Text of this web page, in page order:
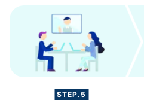
STEP.5